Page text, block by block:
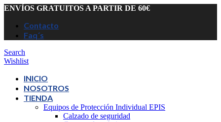
ENVÍOS GRATUITOS A PARTIR DE 60€
Contacto
Faq´s
Search
Wishlist
INICIO
NOSOTROS
TIENDA
Equipos de Protección Individual EPIS
Calzado de seguridad